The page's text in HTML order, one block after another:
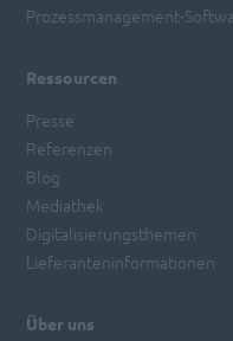
Prozessmanagement-
Ressourcen
Presse
Referenzen
Blog
Mediathek
Digitalisierungsthemen
Lieferanteninformationen
Über uns